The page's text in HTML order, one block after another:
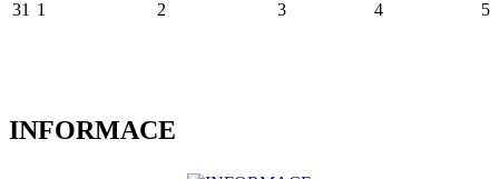
31 1 2 3 4 5
INFORMACE